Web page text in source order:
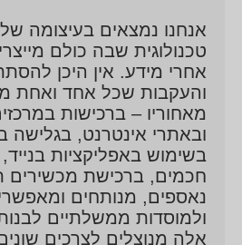
אנחנו נמצאים בעיצומה
טכנולוגית שבה כולם
אחרי מידע. אין היכן
והעקבות שכל אחד ואחת
מאחוריו – ברכישות
ובאתרי אינטרנט, בגלישה
בשימוש באפליקציות
חכמים, ברכישת מכשירים
נאספים, מנותחים
ולמוסדות ממשלתיים
אלה מנוצלים לצרכים